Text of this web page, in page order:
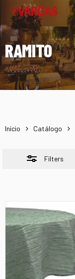
Skip
main
content
RAMITO
Inicio Catálogo
Filters